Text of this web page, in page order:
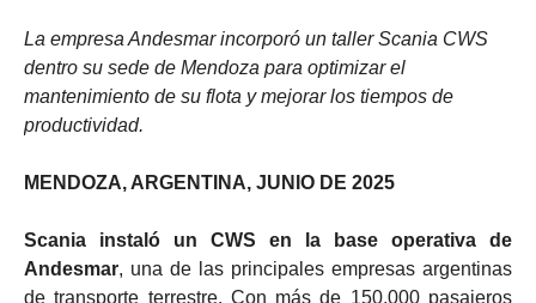
La empresa Andesmar incorporó un taller Scania CWS
dentro su sede de Mendoza para optimizar el
mantenimiento de su flota y mejorar los tiempos de
productividad.
MENDOZA, ARGENTINA, JUNIO DE 2025
Scania instaló un CWS en la base operativa de
Andesmar, una de las principales empresas argentinas
de transporte terrestre. Con más de 150.000 pasajeros